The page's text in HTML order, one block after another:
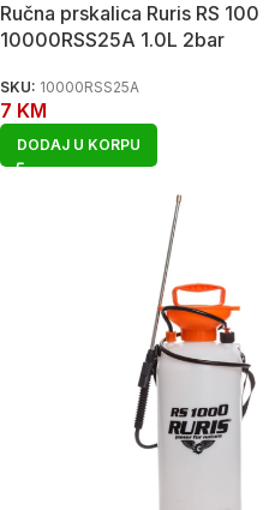
Ručna prskalica Ruris RS 100
10000RSS25A 1.0L 2bar
SKU: 10000RSS25A
7 KM
DODAJ U KORPU